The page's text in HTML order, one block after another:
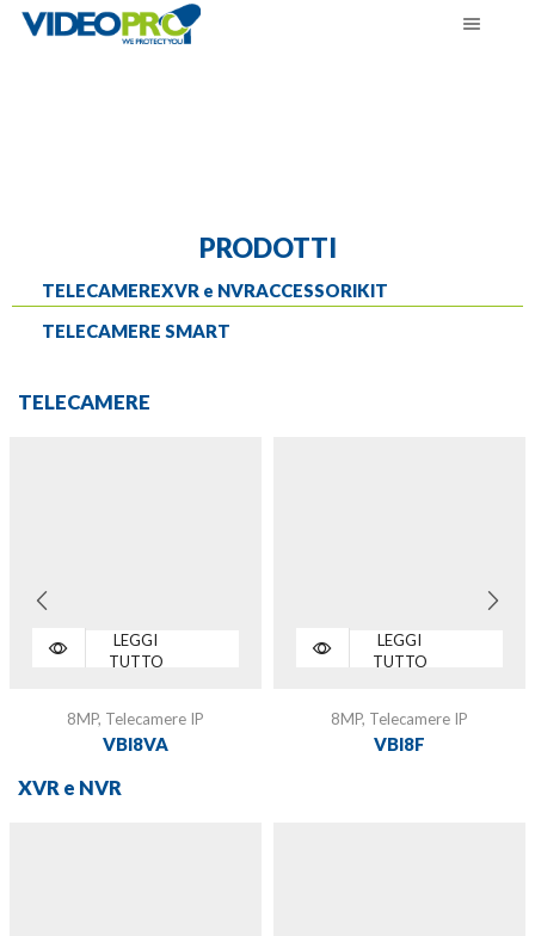
PRODOTTI
TELECAMEREXVR e NVRACCESSORIKIT
TELECAMERE SMART
TELECAMERE
LEGGI
TUTTO
8MP, Telecamere IP
VBI8VA
LEGGI
TUTTO
8MP, Telecamere IP
VBI8F
XVR e NVR